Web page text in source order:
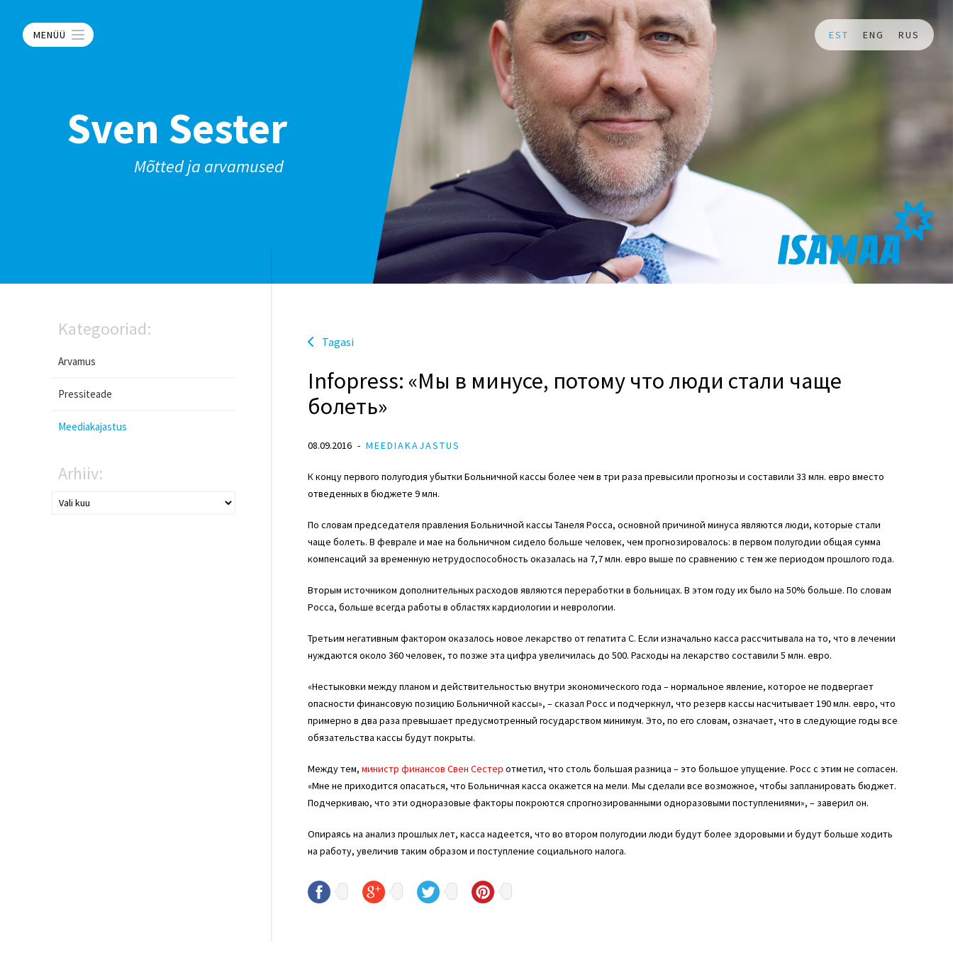
MENÜÜ EST ENG RUS
Sven Sester
Mõtted ja arvamused
Kategooriad:
Arvamus
Pressiteade
Meediakajastus
Arhiiv:
Tagasi
Infopress: «Мы в минусе, потому что люди стали чаще
болеть»
08.09.2016 MEEDIAKAJASTUS
К концу первого полугодия убытки Больничной кассы более чем в три раза превысили прогнозы и составили 33 млн. евро вместо
отведенных в бюджете 9 млн.
По словам председателя правления Больничной кассы Танеля Росса, основной причиной минуса являются люди, которые стали
чаще болеть. В феврале и мае на больничном сидело больше человек, чем прогнозировалось: в первом полугодии общая сумма
компенсаций за временную нетрудоспособность оказалась на 7,7 млн. евро выше по сравнению с тем же периодом прошлого года.
Вторым источником дополнительных расходов являются переработки в больницах. В этом году их было на 50% больше. По словам
Росса, больше всегда работы в областях кардиологии и неврологии.
Третьим негативным фактором оказалось новое лекарство от гепатита С. Если изначально касса рассчитывала на то, что в лечении
нуждаются около 360 человек, то позже эта цифра увеличилась до 500. Расходы на лекарство составили 5 млн. евро.
«Нестыковки между планом и действительностью внутри экономического года – нормальное явление, которое не подвергает
опасности финансовую позицию Больничной кассы», – сказал Росс и подчеркнул, что резерв кассы насчитывает 190 млн. евро, что
примерно в два раза превышает предусмотренный государством минимум. Это, по его словам, означает, что в следующие годы все
обязательства кассы будут покрыты.
Между тем, министр финансов Свен Сестер отметил, что столь большая разница – это большое упущение. Росс с этим не согласен.
«Мне не приходится опасаться, что Больничная касса окажется на мели. Мы сделали все возможное, чтобы запланировать бюджет.
Подчеркиваю, что эти одноразовые факторы покроются спрогнозированными одноразовыми поступлениями», – заверил он.
Опираясь на анализ прошлых лет, касса надеется, что во втором полугодии люди будут более здоровыми и будут больше ходить
на работу, увеличив таким образом и поступление социального налога.